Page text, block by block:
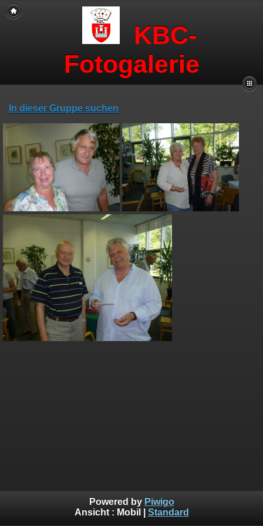
KBC-
Fotogalerie
In dieser Gruppe suchen
Powered by Piwigo
Ansicht : Mobil Standard